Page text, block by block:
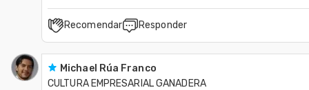
Recomendar Responder
Michael Rúa Franco
CULTURA EMPRESARIAL GANADERA